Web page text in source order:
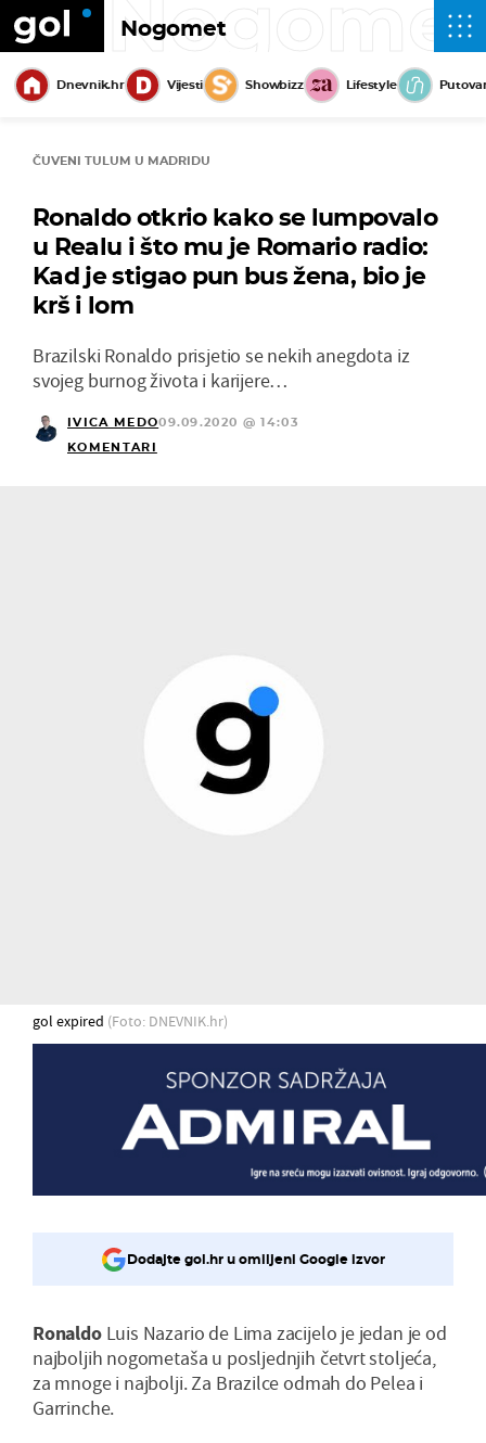
Nogomet
Dnevnik.hr Vijesti Showbizz Lifestyle
ČUVENI TULUM U MADRIDU
Ronaldo otkrio kako se lumpovalo
u Realu i što mu je Romario radio:
Kad je stigao pun bus žena, bio je
krš i lom
Brazilski Ronaldo prisjetio se nekih anegdota iz
svojeg burnog života i karijere…
IVICA MEDO09.09.2020 @ 14:03
KOMENTARI
gol expired (Foto: DNEVNIK.hr)
Dodajte gol.hr u omiljeni Google izvor
RonaldoLuis Nazario de Lima zacijelo je jedan je od
najboljih nogometaša u posljednjih četvrt stoljeća,
za mnoge i najbolji. Za Brazilce odmah do Pelea i
Garrinche.